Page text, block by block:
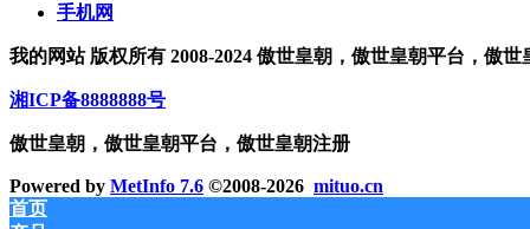
手机网
我的网站 版权所有 2008-2024 傲世皇朝，傲世皇朝平台，傲世
湘ICP备8888888号
傲世皇朝，傲世皇朝平台，傲世皇朝注册
Powered by MetInfo 7.6 ©2008-2026 mituo.cn
首页